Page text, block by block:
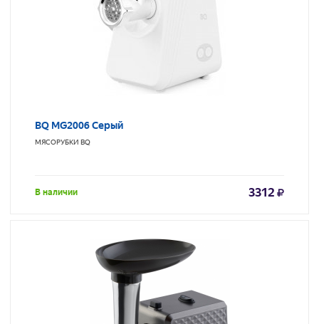
BQ MG2006 Серый
МЯСОРУБКИ BQ
В наличии 3312